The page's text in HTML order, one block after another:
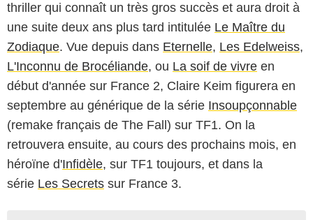
thriller qui connaît un très gros succès et aura droit à
une suite deux ans plus tard intitulée Le Maître du
Zodiaque. Vue depuis dans Eternelle, Les Edelweiss,
L'Inconnu de Brocéliande, ou La soif de vivre en
début d'année sur France 2, Claire Keim figurera en
septembre au générique de la série Insoupçonnable
(remake français de The Fall) sur TF1. On la
retrouvera ensuite, au cours des prochains mois, en
héroïne d'Infidèle, sur TF1 toujours, et dans la
série Les Secrets sur France 3.